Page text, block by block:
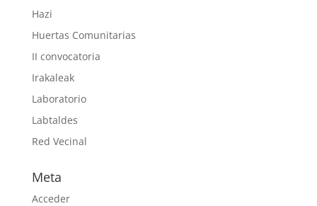
Hazi
Huertas Comunitarias
II convocatoria
Irakaleak
Laboratorio
Labtaldes
Red Vecinal
Meta
Acceder